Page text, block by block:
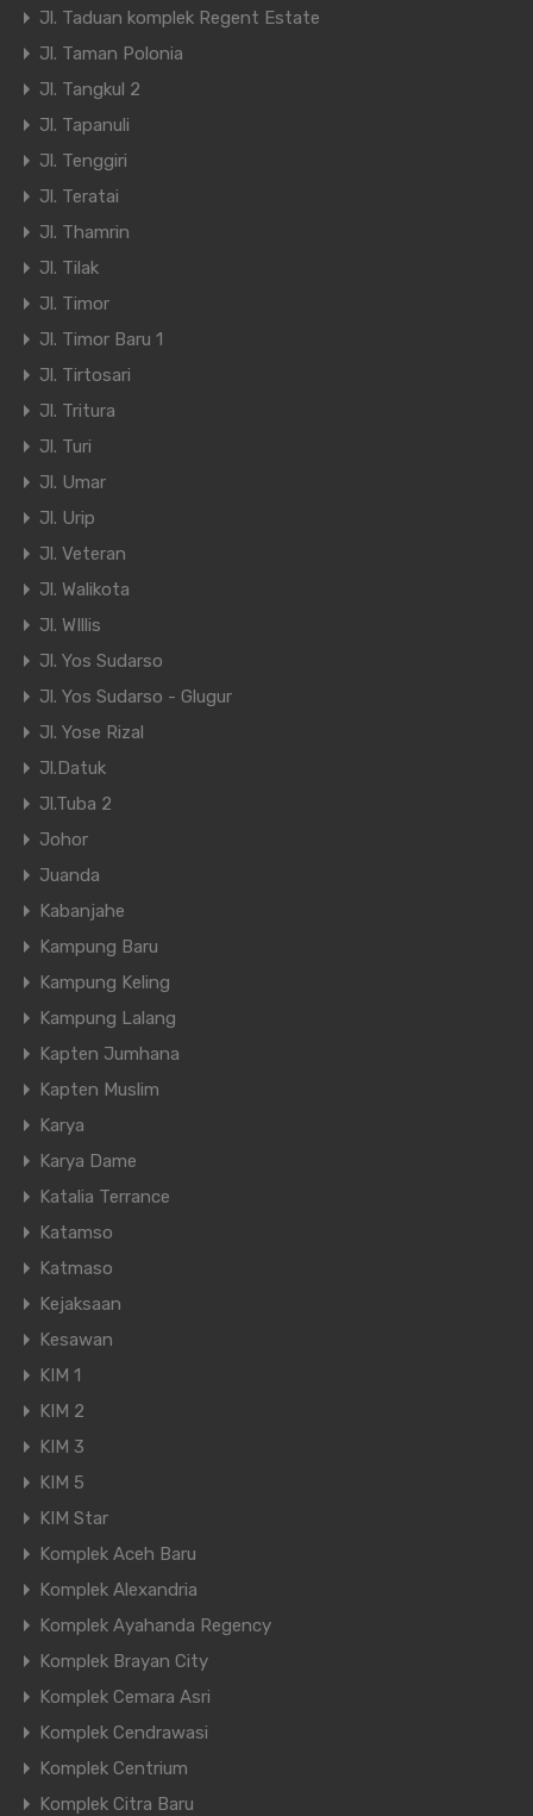
Jl. Taduan komplek Regent Estate
Jl. Taman Polonia
Jl. Tangkul 2
Jl. Tapanuli
Jl. Tenggiri
Jl. Teratai
Jl. Thamrin
Jl. Tilak
Jl. Timor
Jl. Timor Baru 1
Jl. Tirtosari
Jl. Tritura
Jl. Turi
Jl. Umar
Jl. Urip
Jl. Veteran
Jl. Walikota
Jl. WIllis
Jl. Yos Sudarso
Jl. Yos Sudarso - Glugur
Jl. Yose Rizal
Jl.Datuk
Jl.Tuba 2
Johor
Juanda
Kabanjahe
Kampung Baru
Kampung Keling
Kampung Lalang
Kapten Jumhana
Kapten Muslim
Karya
Karya Dame
Katalia Terrance
Katamso
Katmaso
Kejaksaan
Kesawan
KIM 1
KIM 2
KIM 3
KIM 5
KIM Star
Komplek Aceh Baru
Komplek Alexandria
Komplek Ayahanda Regency
Komplek Brayan City
Komplek Cemara Asri
Komplek Cendrawasi
Komplek Centrium
Komplek Citra Baru